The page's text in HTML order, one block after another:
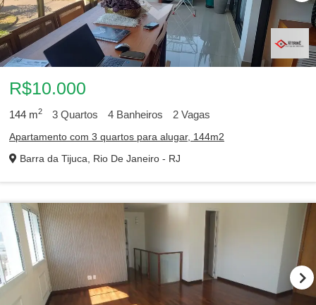
R$10.000
144 m2 3 Quartos 4 Banheiros 2 Vagas
Apartamento com 3 quartos para alugar, 144m2
Barra da Tijuca, Rio De Janeiro - RJ